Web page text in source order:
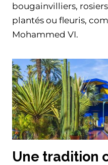
bougainvilliers,
plantés ou fleuris,
Mohammed VI.
Une tradition